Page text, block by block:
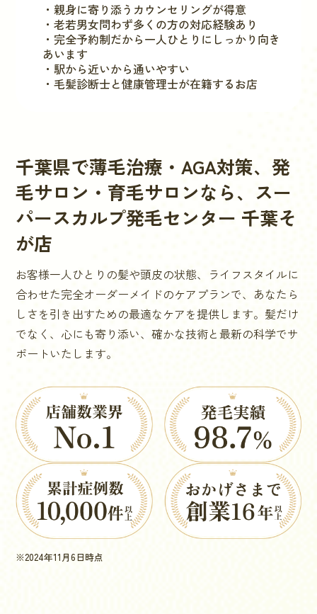
・親身に寄り添うカウンセリングが得意
・老若男女問わず多くの方の対応経験あり
・完全予約制だから一人ひとりにしっかり向き
あいます
・駅から近いから通いやすい
・毛髪診断士と健康管理士が在籍するお店
千葉県で薄毛治療・AGA対策、発
毛サロン・育毛サロンなら、スー
パースカルプ発毛センター 千葉そ
が店
お客様一人ひとりの髪や頭皮の状態、ライフスタイルに
合わせた完全オーダーメイドのケアプランで、あなたら
しさを引き出すための最適なケアを提供します。髪だけ
でなく、心にも寄り添い、確かな技術と最新の科学でサ
ポートいたします。
※2024年11月6日時点